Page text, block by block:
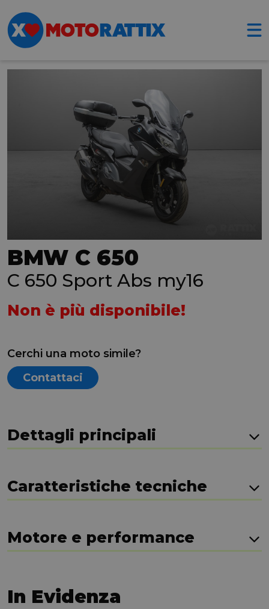
BMW C 650
C 650 Sport Abs my16
Non è più disponibile!
Cerchi una moto simile?
Contattaci
Dettagli principali
Caratteristiche tecniche
Motore e performance
In Evidenza